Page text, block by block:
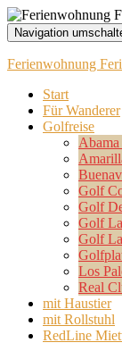
Navigation
Ferienwohnung
Start
Für Wanderer
Golfreise
Golf
Golf
Golf
Golf
Los
Real
mit Haustier
mit Rollstuhl
RedLine